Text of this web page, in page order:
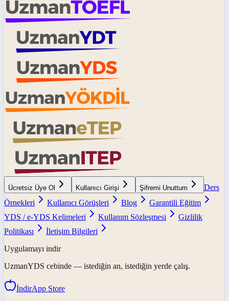
Ücretsiz Üye Ol Kullanıcı Girişi Şifremi Unuttum
Ders
Örnekleri
Kullanıcı Görüşleri Blog
Garantili Eğitim
YDS / e-YDS Kelimeleri
Kullanım Sözleşmesi
Gizlilik
Politikası
İletişim Bilgileri
Uygulamayı indir
UzmanYDS cebinde — istediğin an, istediğin yerde çalış.
İndirApp Store